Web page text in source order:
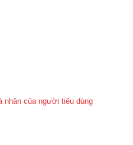
nhân của người tiêu dùng